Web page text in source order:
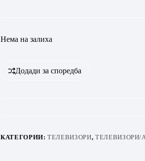
Нема на залиха
Додади за споредба
КАТЕГОРИИ:ТЕЛЕВИЗОРИ, ТЕЛЕВИЗОРИ/